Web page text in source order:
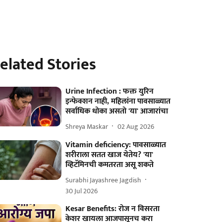
Stories
Urine Infection : फक्त युरिन
इन्फेक्शन नाही, महिलांना पावसाळ्यात
सर्वाधिक धोका असतो 'या' आजारांचा
Shreya Maskar 02 Aug 2026
Vitamin deficiency: पावसाळ्यात
शरीराला सतत खाज येतेय? 'या'
व्हिटॅमिनची कमतरता असू शकते
Surabhi Jayashree Jagdish
30 Jul 2026
Kesar Benefits: रोज न विसरता
केशर खायला आजपासूनच करा